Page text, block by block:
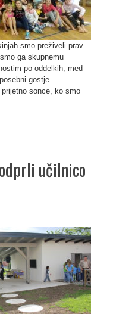
smo preživeli prav
ga skupnemu
po oddelkih, med
gostje.
sonce, ko smo
učilnico